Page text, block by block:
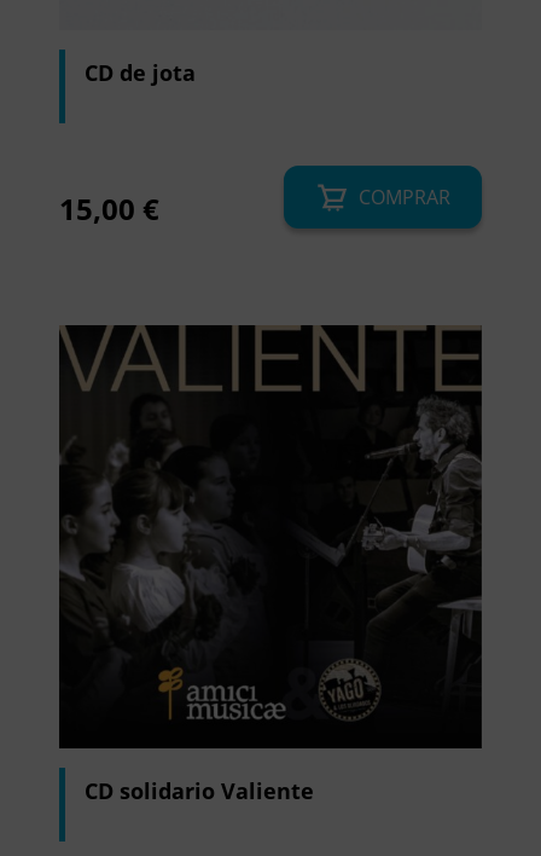
CD de jota
15,00 € COMPRAR
CD solidario Valiente